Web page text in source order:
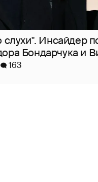
слухи". Инсайдер
Бондарчука и
163